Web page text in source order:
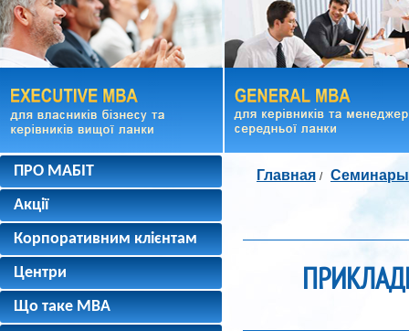
ПРО МАБІТ
Акції
Корпоративним клієнтам
Центри
Що таке MBA
Главная / Семинары